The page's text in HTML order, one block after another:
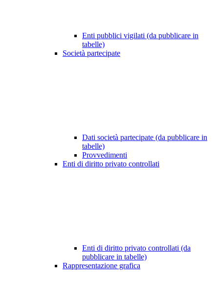
Enti pubblici vigilati (da pubblicare in
tabelle)
Società partecipate
Dati società partecipate (da pubblicare in
tabelle)
Provvedimenti
Enti di diritto privato controllati
Enti di diritto privato controllati (da
pubblicare in tabelle)
Rappresentazione grafica